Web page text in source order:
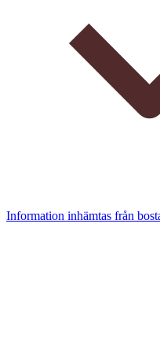
Information inhämtas från